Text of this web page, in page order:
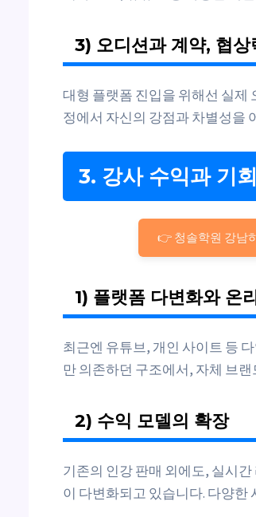
3) 오디션과 계약, 협상
대형 플랫폼 진입을 위해선 실제
정에서 자신의 강점과 차별성을
3. 강사 수익과 기
👉 청솔학원 강남
1) 플랫폼 다변화와 온
최근엔 유튜브, 개인 사이트 등
만 의존하던 구조에서, 자체 브
2) 수익 모델의 확장
기존의 인강 판매 외에도, 실시
이 다변화되고 있습니다. 다양한